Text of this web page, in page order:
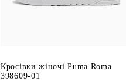
Кросівки жіночі Puma Roma
398609-01